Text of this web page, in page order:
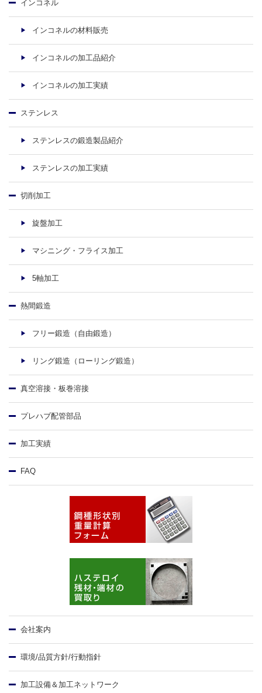
インコネル
インコネルの材料販売
インコネルの加工品紹介
インコネルの加工実績
ステンレス
ステンレスの鍛造製品紹介
ステンレスの加工実績
切削加工
旋盤加工
マシニング・フライス加工
5軸加工
熱間鍛造
フリー鍛造（自由鍛造）
リング鍛造（ローリング鍛造）
真空溶接・板巻溶接
プレハブ配管部品
加工実績
FAQ
会社案内
環境/品質方針/行動指針
加工設備＆加工ネットワーク